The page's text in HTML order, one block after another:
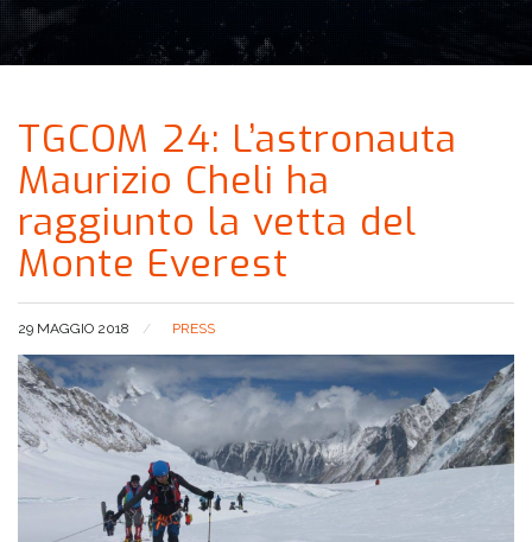
TGCOM 24: L’astronauta
Maurizio Cheli ha
raggiunto la vetta del
Monte Everest
29 MAGGIO 2018 PRESS